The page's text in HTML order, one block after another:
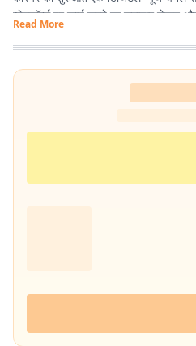
प्लेटफॉर्म्स पर कार्य करते हुए समाचार
हासिल किया है. इसके अलावा खेल और
हैं.
Read More